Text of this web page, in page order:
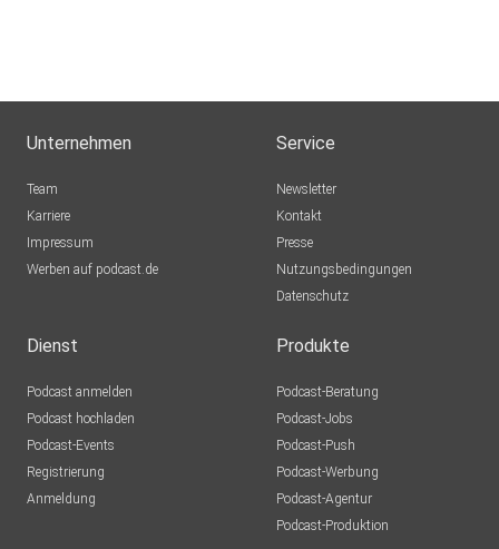
Unternehmen
Team
Karriere
Impressum
Werben auf podcast.de
Service
Newsletter
Kontakt
Presse
Nutzungsbedingungen
Datenschutz
Dienst
Podcast anmelden
Podcast hochladen
Podcast-Events
Registrierung
Anmeldung
Produkte
Podcast-Beratung
Podcast-Jobs
Podcast-Push
Podcast-Werbung
Podcast-Agentur
Podcast-Produktion